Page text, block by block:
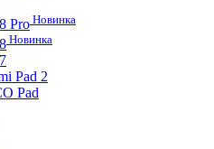
Pro Новинка
Новинка
Pad 2
Pad